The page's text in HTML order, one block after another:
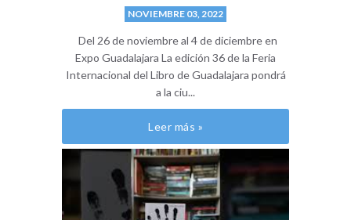
NOVIEMBRE 03, 2022
Del 26 de noviembre al 4 de diciembre en
Expo Guadalajara La edición 36 de la Feria
Internacional del Libro de Guadalajara pondrá
a la ciu...
Leer más »